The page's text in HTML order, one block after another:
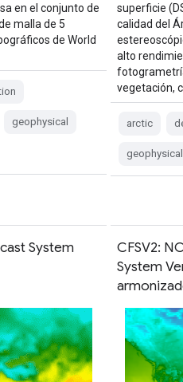
en el conjunto de
malla de 5
de World
geophysical
superficie
calidad del
alto
vegetación,
arctic
geophysical
System
CFSV2:
System